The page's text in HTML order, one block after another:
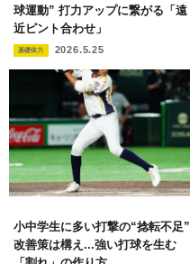
球運動” 打力アップに繋がる「遠
近ピント合わせ」
基礎体力 2026.5.25
小中学生に多い打撃の“捻転不足”
改善策は構え...強い打球を生む